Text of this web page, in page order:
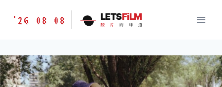
胶
味
道
LETSFILM
'26 08 08 LETSFiLM
胶 片 的 味 道